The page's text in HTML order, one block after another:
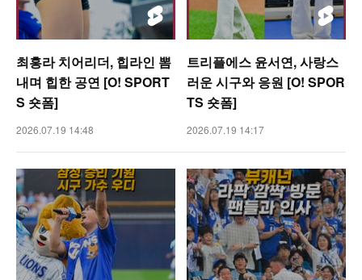
최홍라 치어리더, 힙라인 뽐
내며 힙한 공연 [O! SPORT
S 숏폼]
2026.07.19 14:48
트리플에스 윤서연, 사랑스
러운 시구와 응원 [O! SPOR
TS 숏폼]
2026.07.19 14:17